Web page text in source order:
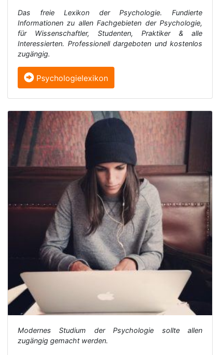
Das freie Lexikon der Psychologie. Fundierte
Informationen zu allen Fachgebieten der Psychologie,
für Wissenschaftler, Studenten, Praktiker & alle
Interessierten. Professionell dargeboten und kostenlos
zugängig.
Psychologielexikon
Modernes Studium der Psychologie sollte allen
zugängig gemacht werden.